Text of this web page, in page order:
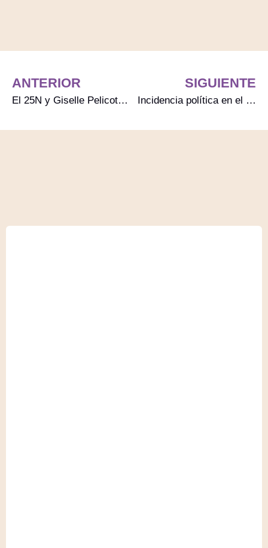
ANTERIOR
El 25N y Giselle Pelicot en el podcast Las Moradas
SIGUIENTE
Incidencia política en el podcast Las Moradas